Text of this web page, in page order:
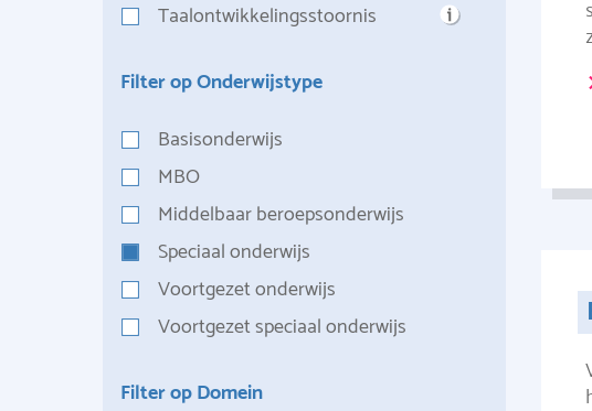
Taalontwikkelingsstoornis
Filter op Onderwijstype
Basisonderwijs
MBO
Middelbaar beroepsonderwijs
Speciaal onderwijs
Voortgezet onderwijs
Voortgezet speciaal onderwijs
Filter op Domein